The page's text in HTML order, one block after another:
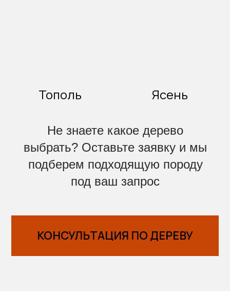
Тополь Ясень
Не знаете какое дерево
выбрать? Оставьте заявку и мы
подберем подходящую породу
под ваш запрос
КОНСУЛЬТАЦИЯ ПО ДЕРЕВУ